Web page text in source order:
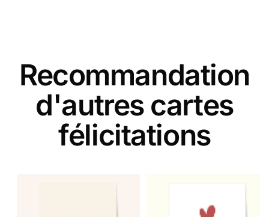
Recommandation
d'autres cartes
félicitations